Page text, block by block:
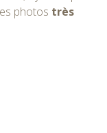
photos très